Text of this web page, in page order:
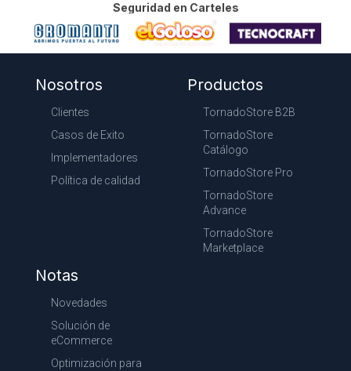
Seguridad en Carteles
Nosotros
Clientes
Casos de Exito
Implementadores
Política de calidad
Productos
TornadoStore B2B
TornadoStore
Catálogo
TornadoStore Pro
TornadoStore
Advance
TornadoStore
Marketplace
Notas
Novedades
Solución de
eCommerce
Optimización para